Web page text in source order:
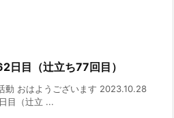
日目（辻立ち77回目）
動 おはようございます 2023.10.28
目（辻立 ...